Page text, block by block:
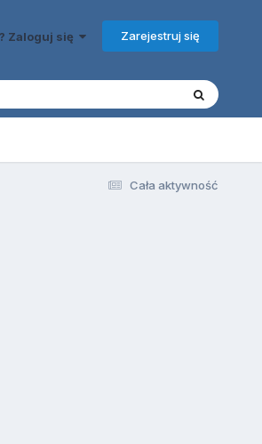
Zaloguj się Zarejestruj się
Cała aktywność